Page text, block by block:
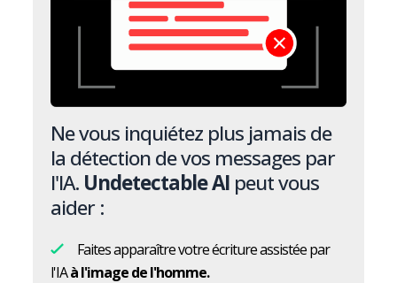
Ne vous inquiétez plus jamais de
la détection de vos messages par
l'IA. Undetectable AI peut vous
aider :
Faites apparaître votre écriture assistée par
l'IAà l'image de l'homme.